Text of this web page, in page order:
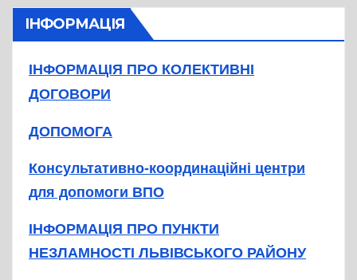
ІНФОРМАЦІЯ
ІНФОРМАЦІЯ ПРО КОЛЕКТИВНІ
ДОГОВОРИ
ДОПОМОГА
Консультативно-координаційні центри
для допомоги ВПО
ІНФОРМАЦІЯ ПРО ПУНКТИ
НЕЗЛАМНОСТІ ЛЬВІВСЬКОГО РАЙОНУ